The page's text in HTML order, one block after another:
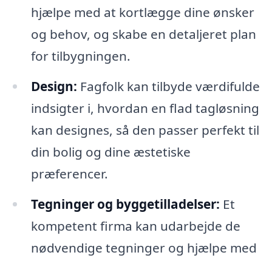
hjælpe med at kortlægge dine ønsker
og behov, og skabe en detaljeret plan
for tilbygningen.
Design: Fagfolk kan tilbyde værdifulde
indsigter i, hvordan en flad tagløsning
kan designes, så den passer perfekt til
din bolig og dine æstetiske
præferencer.
Tegninger og byggetilladelser: Et
kompetent firma kan udarbejde de
nødvendige tegninger og hjælpe med